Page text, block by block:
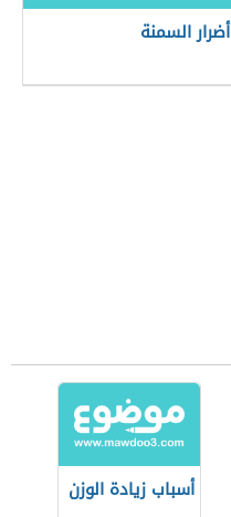
أضرار السمنة
أسباب زيادة الوزن